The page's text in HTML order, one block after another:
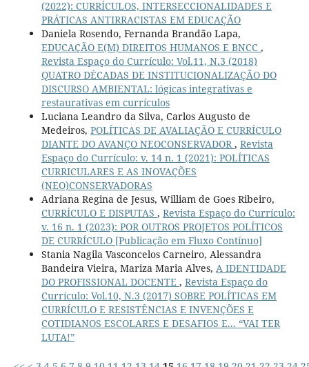
(2022): CURRÍCULOS, INTERSECCIONALIDADES E
PRÁTICAS ANTIRRACISTAS EM EDUCAÇÃO
Daniela Rosendo, Fernanda Brandão Lapa,
EDUCAÇÃO E(M) DIREITOS HUMANOS E BNCC ,
Revista Espaço do Currículo: Vol.11, N.3 (2018)
QUATRO DÉCADAS DE INSTITUCIONALIZAÇÃO DO
DISCURSO AMBIENTAL: lógicas integrativas e
restaurativas em currículos
Luciana Leandro da Silva, Carlos Augusto de
Medeiros, POLÍTICAS DE AVALIAÇÃO E CURRÍCULO
DIANTE DO AVANÇO NEOCONSERVADOR , Revista
Espaço do Currículo: v. 14 n. 1 (2021): POLÍTICAS
CURRICULARES E AS INOVAÇÕES
(NEO)CONSERVADORAS
Adriana Regina de Jesus, William de Goes Ribeiro,
CURRÍCULO E DISPUTAS , Revista Espaço do Currículo:
v. 16 n. 1 (2023): POR OUTROS PROJETOS POLÍTICOS
DE CURRÍCULO [Publicação em Fluxo Contínuo]
Stania Nagila Vasconcelos Carneiro, Alessandra
Bandeira Vieira, Mariza Maria Alves, A IDENTIDADE
DO PROFISSIONAL DOCENTE , Revista Espaço do
Currículo: Vol.10, N.3 (2017) SOBRE POLÍTICAS EM
CURRÍCULO E RESISTÊNCIAS E INVENÇÕES E
COTIDIANOS ESCOLARES E DESAFIOS E... “VAI TER
LUTA!”